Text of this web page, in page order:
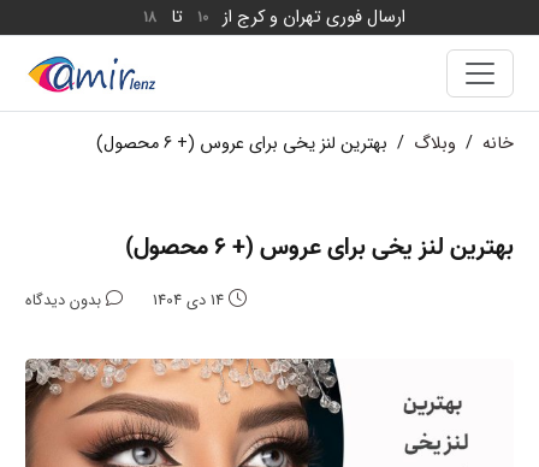
ارسال فوری تهران و کرج از 10 تا 18
خانه / وبلاگ / بهترین لنز یخی برای عروس (+ 6 محصول)
بهترین لنز یخی برای عروس (+ 6 محصول)
14 دی 1404 بدون دیدگاه